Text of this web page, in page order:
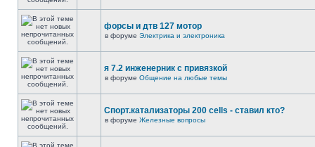
форсы и дтв 127 мотор
в форуме Электрика и электроника
я 7.2 инженерник с привязкой
в форуме Общение на любые темы
Спорт.катализаторы 200 cells - ставил кто?
в форуме Железные вопросы